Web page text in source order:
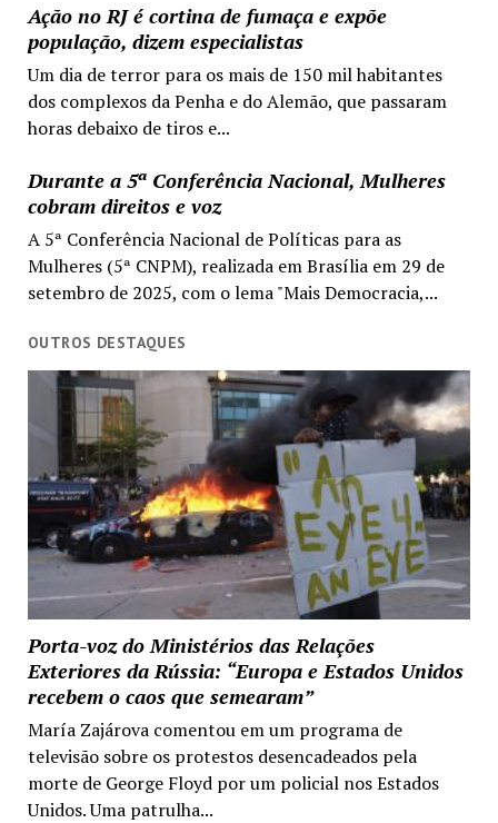
Ação no RJ é cortina de fumaça e expõe
população, dizem especialistas
Um dia de terror para os mais de 150 mil habitantes
dos complexos da Penha e do Alemão, que passaram
horas debaixo de tiros e...
Durante a 5ª Conferência Nacional, Mulheres
cobram direitos e voz
A 5ª Conferência Nacional de Políticas para as
Mulheres (5ª CNPM), realizada em Brasília em 29 de
setembro de 2025, com o lema "Mais Democracia,...
OUTROS DESTAQUES
Porta-voz do Ministérios das Relações
Exteriores da Rússia: “Europa e Estados Unidos
recebem o caos que semearam”
María Zajárova comentou em um programa de
televisão sobre os protestos desencadeados pela
morte de George Floyd por um policial nos Estados
Unidos. Uma patrulha...